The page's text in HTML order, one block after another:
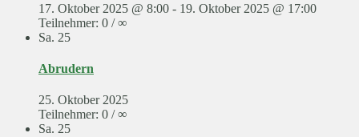
17. Oktober 2025 @ 8:00 - 19. Oktober 2025 @ 17:00
Teilnehmer: 0 / ∞
Sa. 25
Abrudern
25. Oktober 2025
Teilnehmer: 0 / ∞
Sa. 25